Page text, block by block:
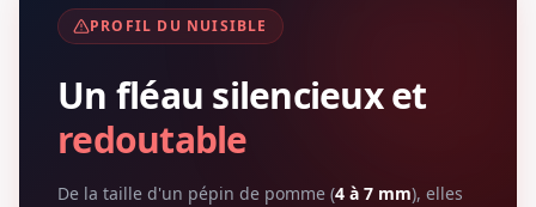
PROFIL DU NUISIBLE
Un fléau silencieux et
redoutable
De la taille d'un pépin de pomme (4 à 7 mm), elles